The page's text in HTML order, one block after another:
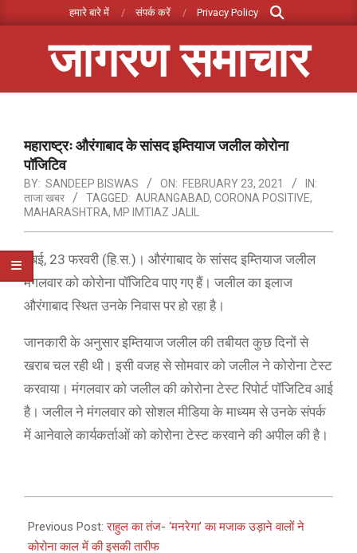
to
हमारे बारे में संपर्क करें Privacy Policy
Search
जागरण समाचार
Menuमहाराष्ट्रः औरंगाबाद के सांसद इम्तियाज जलील कोरोना
पॉजिटिव
BY: SANDEEP BISWAS ON: FEBRUARY 23, 2021
IN:
ताजा खबर
TAGGED: AURANGABAD, CORONA POSITIVE,
MAHARASHTRA, MP IMTIAZ JALIL
मुंबई, 23 फरवरी (हि.स.)। औरंगाबाद के सांसद इम्तियाज जलील
मंगलवार को कोरोना पॉजिटिव पाए गए हैं। जलील का इलाज
औरंगाबाद स्थित उनके निवास पर हो रहा है।
जानकारी के अनुसार इम्तियाज जलील की तबीयत कुछ दिनों से
खराब चल रही थी। इसी वजह से सोमवार को जलील ने कोरोना टेस्ट
करवाया। मंगलवार को जलील की कोरोना टेस्ट रिपोर्ट पॉजिटिव आई
है। जलील ने मंगलवार को सोशल मीडिया के माध्यम से उनके संपर्क
में आनेवाले कार्यकर्ताओं को कोरोना टेस्ट करवाने की अपील की है।
02-
23
Previous Post:राहुल का तंज- ‘मनरेगा’ का मजाक उड़ाने वालों ने
कोरोना काल में की इसकी तारीफ